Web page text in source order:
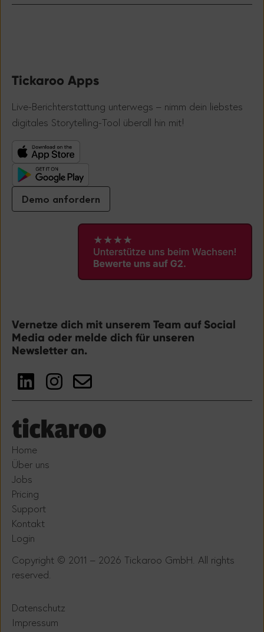
Tickaroo Apps
Live-Berichterstattung unterwegs – nimm dein liebstes
digitales Storytelling-Tool überall hin mit!
Demo anfordern
Vernetze dich mit unserem Team auf Social
Media oder melde dich für unseren
Newsletter an.
Home
Über uns
Jobs
Pricing
Support
Kontakt
Login
Copyright © 2011 – 2026 Tickaroo GmbH. All rights
reserved.
Datenschutz
Impressum